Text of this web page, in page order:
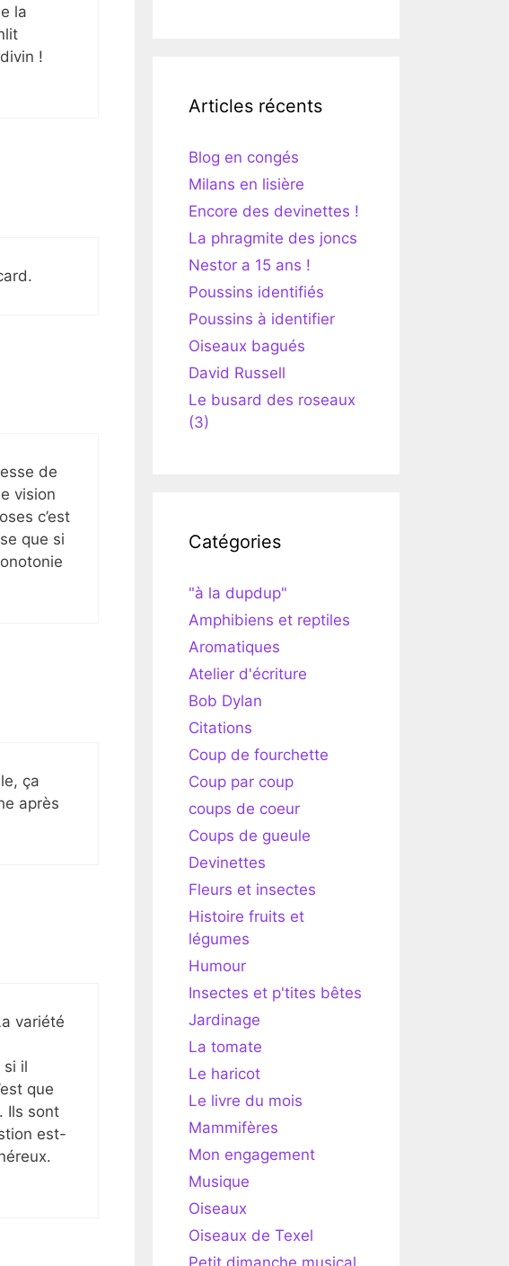
la
!
de
vision
c’est
que si
ça
après
variété
si il
que
Ils sont
est-
Articles récents
Blog en congés
Milans en lisière
Encore des devinettes !
La phragmite des joncs
Nestor a 15 ans !
Poussins identifiés
Poussins à identifier
Oiseaux bagués
David Russell
Le busard des roseaux
(3)
Catégories
"à la dupdup"
Amphibiens et reptiles
Aromatiques
Atelier d'écriture
Bob Dylan
Citations
Coup de fourchette
Coup par coup
coups de coeur
Coups de gueule
Devinettes
Fleurs et insectes
Histoire fruits et
légumes
Humour
Insectes et p'tites bêtes
Jardinage
La tomate
Le haricot
Le livre du mois
Mammifères
Mon engagement
Musique
Oiseaux
Oiseaux de Texel
Petit dimanche musical